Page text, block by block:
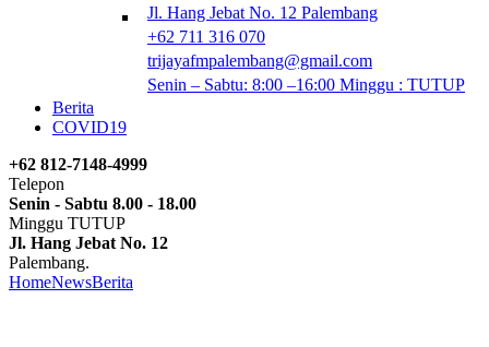
Jl. Hang Jebat No. 12 Palembang
+62 711 316 070
trijayafmpalembang@gmail.com
Senin – Sabtu: 8:00 –16:00 Minggu : TUTUP
Berita
COVID19
+62 812-7148-4999
Telepon
Senin - Sabtu 8.00 - 18.00
Minggu TUTUP
Jl. Hang Jebat No. 12
Palembang.
HomeNewsBerita